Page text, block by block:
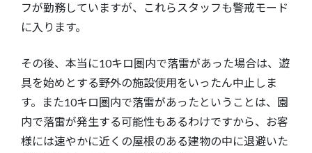
フが勤務していますが、これらスタッフも警戒モード
に入ります。
その後、本当に10キロ圏内で落雷があった場合は、遊
具を始めとする野外の施設使用をいったん中止しま
す。また10キロ圏内で落雷があったということは、園
内で落雷が発生する可能性もあるわけですから、お客
様には速やかに近くの屋根のある建物の中に退避いた